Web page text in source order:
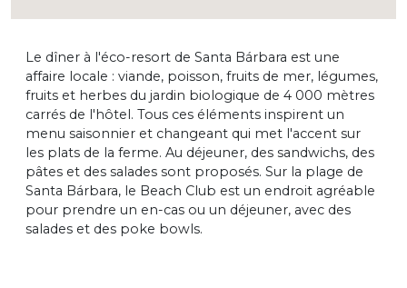
Le dîner à l'éco-resort de Santa Bárbara est une
affaire locale : viande, poisson, fruits de mer, légumes,
fruits et herbes du jardin biologique de 4 000 mètres
carrés de l'hôtel. Tous ces éléments inspirent un
menu saisonnier et changeant qui met l'accent sur
les plats de la ferme. Au déjeuner, des sandwichs, des
pâtes et des salades sont proposés. Sur la plage de
Santa Bárbara, le Beach Club est un endroit agréable
pour prendre un en-cas ou un déjeuner, avec des
salades et des poke bowls.